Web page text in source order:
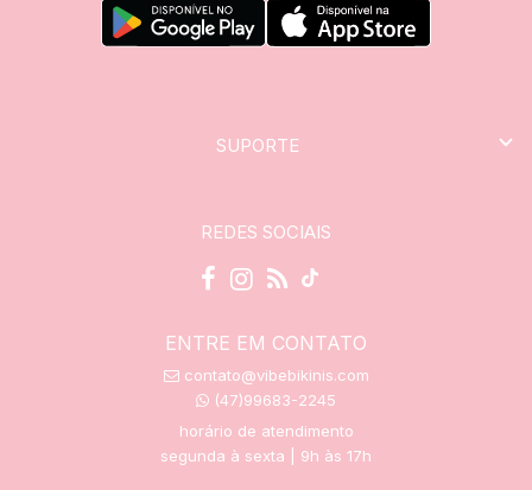
SUPORTE
REDES SOCIAIS
ENTRE EM CONTATO
contato@vibebikinis.com
(47)99683-2245
horário de atendimento
segunda à sexta | 9h às 17h